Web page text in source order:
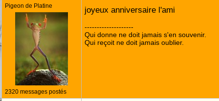
Pigeon de Platine
2320 messages postés
joyeux anniversaire l'ami
--------------------
Qui donne ne doit jamais s'en souvenir.
Qui reçoit ne doit jamais oublier.